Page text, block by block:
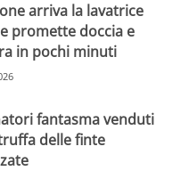
arriva la lavatrice
promette doccia e
in pochi minuti
fantasma venduti
delle finte